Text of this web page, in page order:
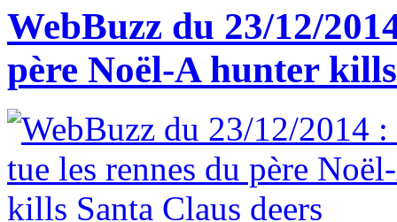
WebBuzz du 23/12/
père Noël-A hunter